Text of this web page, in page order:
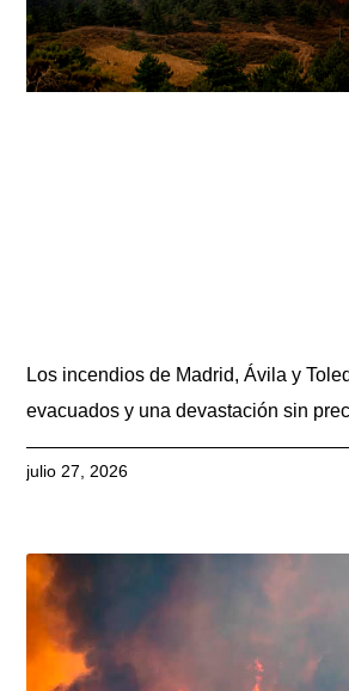
Los incendios de Madrid, Ávila y
evacuados y una devastación sin
julio 27, 2026